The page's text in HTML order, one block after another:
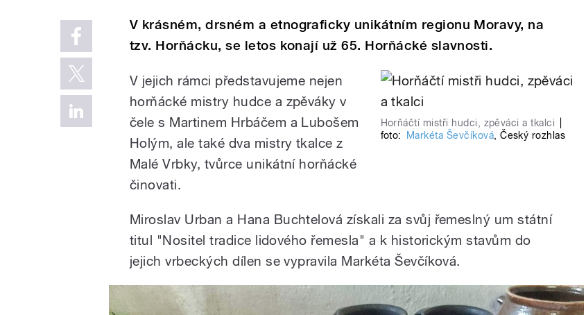
V krásném, drsném a etnograficky unikátním regionu Moravy, na
tzv. Horňácku, se letos konají už 65. Horňácké slavnosti.
Horňáčtí mistři hudci, zpěváci a tkalci
foto:
Markéta Ševčíková,Český rozhlas
V jejich rámci představujeme nejen
horňácké mistry hudce a zpěváky v
čele s Martinem Hrbáčem a Lubošem
Holým, ale také dva mistry tkalce z
Malé Vrbky, tvůrce unikátní horňácké
činovati.
Miroslav Urban a Hana Buchtelová získali za svůj řemeslný um státní
titul "Nositel tradice lidového řemesla" a k historickým stavům do
jejich vrbeckých dílen se vypravila Markéta Ševčíková.